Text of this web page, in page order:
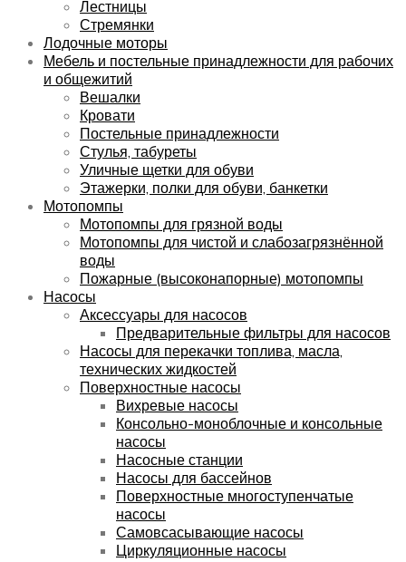
Лестницы
Стремянки
Лодочные моторы
Мебель и постельные принадлежности для рабочих
и общежитий
Вешалки
Кровати
Постельные принадлежности
Стулья, табуреты
Уличные щетки для обуви
Этажерки, полки для обуви, банкетки
Мотопомпы
Мотопомпы для грязной воды
Мотопомпы для чистой и слабозагрязнённой
воды
Пожарные (высоконапорные) мотопомпы
Насосы
Аксессуары для насосов
Предварительные фильтры для насосов
Насосы для перекачки топлива, масла,
технических жидкостей
Поверхностные насосы
Вихревые насосы
Консольно-моноблочные и консольные
насосы
Насосные станции
Насосы для бассейнов
Поверхностные многоступенчатые
насосы
Самовсасывающие насосы
Циркуляционные насосы